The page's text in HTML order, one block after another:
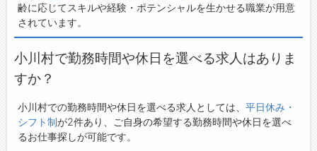
齢に応じてスキルや経験・ポテンシャルを生かせる職業が用意
されています。
小川村で勤務時間や休日を選べる求人はありま
すか？
小川村での勤務時間や休日を選べる求人としては、 平日休み・
シフト制が2件あり、ご自身の希望する勤務時間や休日を選べ
るお仕事探しが可能です。